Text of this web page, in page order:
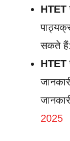
HTET
सकते हैं:
HTET
2025